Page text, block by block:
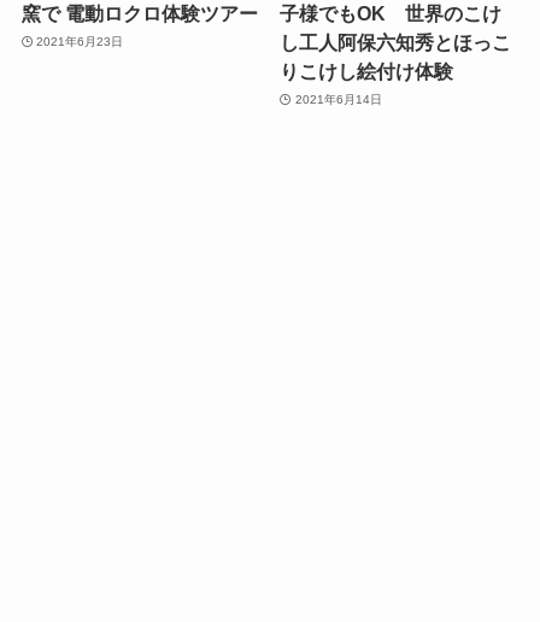
窯で 電動ロクロ体験ツアー
2021年6月23日
子様でもOK 世界のこけ
し工人阿保六知秀とほっこ
りこけし絵付け体験
2021年6月14日